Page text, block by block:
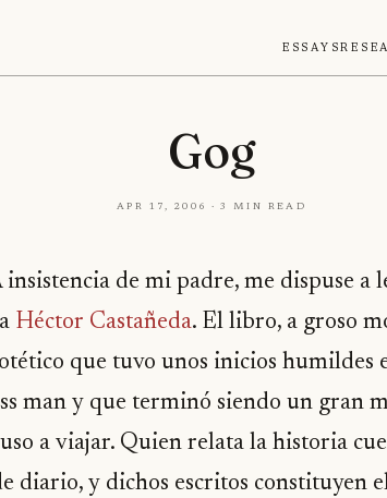
Essays
Gog
Apr 17, 2006 · 3 min read
de mi padre, me dispuse a
Héctor Castañeda. El libro, a groso
que tuvo unos inicios humildes
man y que terminó siendo un gran
a viajar. Quien relata la historia
diario, y dichos escritos constituyen